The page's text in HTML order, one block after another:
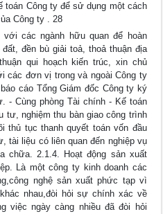
toán Công ty để sử dụng một cách
Công ty . 28
các ngành hữu quan để hoàn
đền bù giải toả, thoả thuận địa
qui hoạch kiến trúc, xin chủ
các đơn vị trong và ngoài Công ty
cáo Tổng Giám đốc Công ty ký
- Cùng phòng Tài chính - Kế toán
tư, nghiệm thu bàn giao công trình
thủ tục thanh quyết toán vốn đầu
liệu có liên quan đến nghiệp vụ
chữa. 2.1.4. Hoạt động sản xuất
Là một công ty kinh doanh các
nghệ sản xuất phức tạp vì
nhau,đòi hỏi sự chính xác về
việc ngày càng nhiều đã đòi hỏi